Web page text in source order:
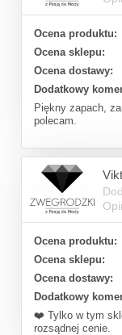
Ocena produktu:
Ocena sklepu:
Ocena dostawy:
Dodatkowy
Piękny zapach,
polecam.
Ocena produktu:
Ocena sklepu:
Ocena dostawy:
Dodatkowy
❤️ Tylko w tym
rozsądnej cenie.